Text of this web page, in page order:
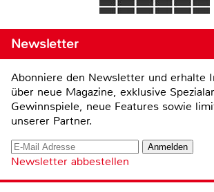
Newsletter
Abonniere den Newsletter und erhalte
über neue Magazine, exklusive
Gewinnspiele, neue Features sowie
unserer Partner.
Newsletter abbestellen